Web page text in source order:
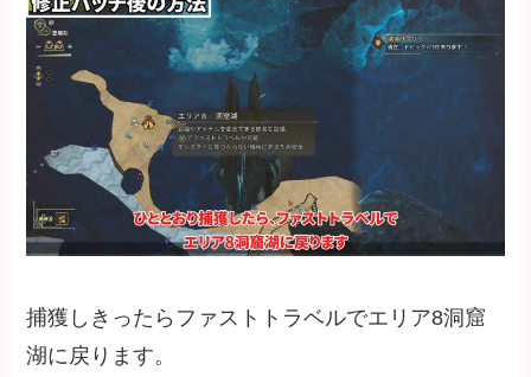
捕獲しきったらファストトラベルでエリア8洞窟
湖に戻ります。